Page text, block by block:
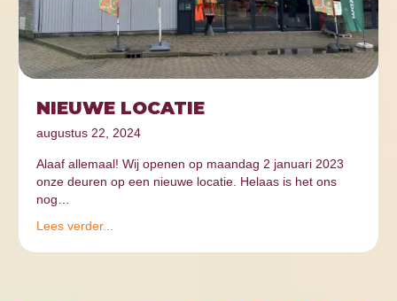
NIEUWE LOCATIE
augustus 22, 2024
Alaaf allemaal! Wij openen op maandag 2 januari 2023
onze deuren op een nieuwe locatie. Helaas is het ons
nog…
Lees verder...